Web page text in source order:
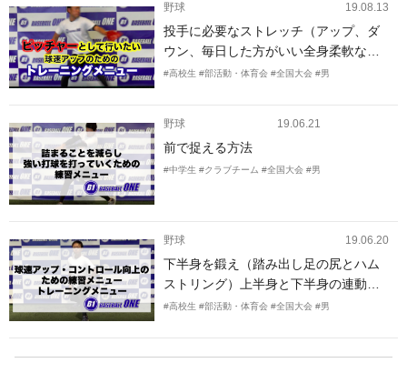
野球 19.08.13
投手に必要なストレッチ（アップ、ダ
ウン、毎日した方がいい全身柔軟な
ど）とストレートのスピードと特にキ
教えて欲しいです。
#高校生 #部活動・体育会 #全国大会 #男
野球 19.06.21
前で捉える方法
#中学生 #クラブチーム #全国大会 #男
野球 19.06.20
下半身を鍛え（踏み出し足の尻とハム
ストリング）上半身と下半身の連動性
を出したい 体幹も強くしたい
#高校生 #部活動・体育会 #全国大会 #男